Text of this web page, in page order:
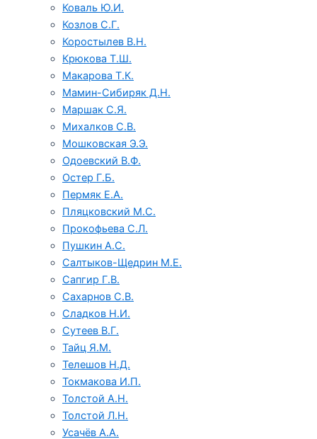
Коваль Ю.И.
Козлов С.Г.
Коростылев В.Н.
Крюкова Т.Ш.
Макарова Т.К.
Мамин-Сибиряк Д.Н.
Маршак С.Я.
Михалков С.В.
Мошковская Э.Э.
Одоевский В.Ф.
Остер Г.Б.
Пермяк Е.А.
Пляцковский М.С.
Прокофьева С.Л.
Пушкин А.С.
Салтыков-Щедрин М.Е.
Сапгир Г.В.
Сахарнов С.В.
Сладков Н.И.
Сутеев В.Г.
Тайц Я.М.
Телешов Н.Д.
Токмакова И.П.
Толстой А.Н.
Толстой Л.Н.
Усачёв А.А.